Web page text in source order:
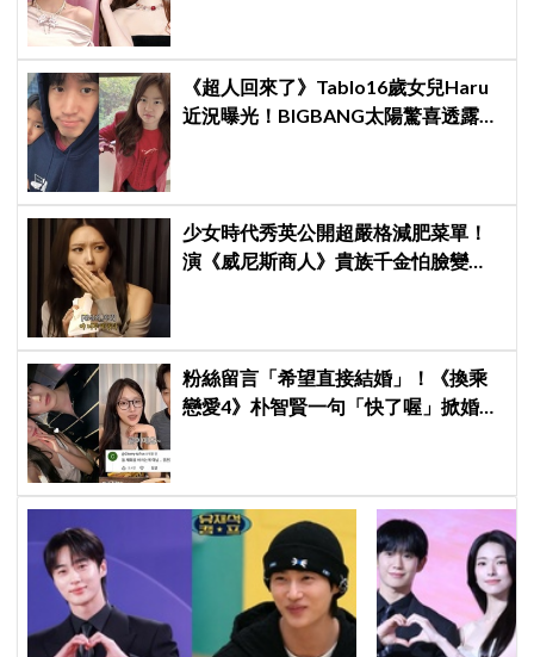
《超人回來了》Tablo16歲女兒Haru
近況曝光！BIGBANG太陽驚喜透露：
少女時代秀英公開超嚴格減肥菜單！
演《威尼斯商人》貴族千金怕臉變
粉絲留言「希望直接結婚」！《換乘
戀愛4》朴智賢一句「快了喔」掀婚訊